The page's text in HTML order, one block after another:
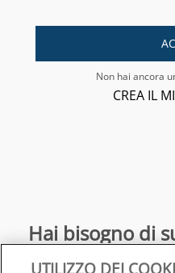
Non hai ancora
CREA IL
Hai bisogno di
UTILIZZO DEI